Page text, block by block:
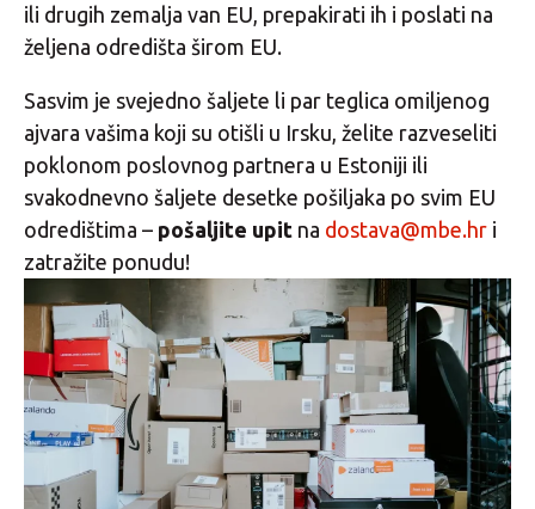
ili drugih zemalja van EU, prepakirati ih i poslati na
željena odredišta širom EU.
Sasvim je svejedno šaljete li par teglica omiljenog
ajvara vašima koji su otišli u Irsku, želite razveseliti
poklonom poslovnog partnera u Estoniji ili
svakodnevno šaljete desetke pošiljaka po svim EU
odredištima – pošaljite upit na dostava@mbe.hr i
zatražite ponudu!